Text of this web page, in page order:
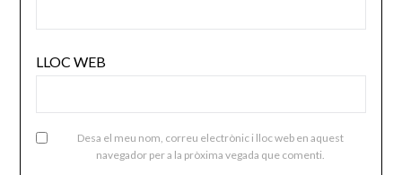
LLOC WEB
Desa el meu nom, correu electrònic i lloc web en aquest
navegador per a la pròxima vegada que comenti.